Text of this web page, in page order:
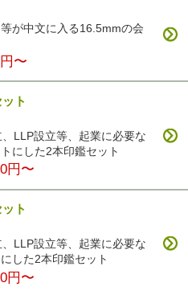
が中文に入る16.5mmの会
〜
ト
LLP設立等、起業に必要な
にした2本印鑑セット
円〜
ト
LLP設立等、起業に必要な
した2本印鑑セット
円〜